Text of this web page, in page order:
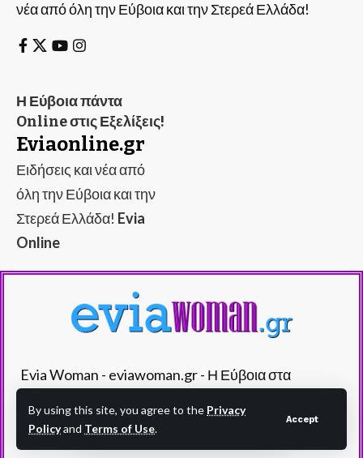
By using this site, you agree to the Privacy
Policyand Terms of Use.
Accept
νέα από όλη την Εύβοια και την Στερεά Ελλάδα!
Η Εύβοια πάντα
Online στις Εξελίξεις!
Eviaonline.gr
Ειδήσεις και νέα από
όλη την Εύβοια και την
Στερεά Ελλάδα! Evia
Online
Evia Woman - eviawoman.gr - Η Εύβοια στα